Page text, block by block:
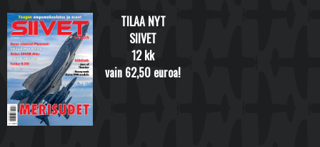
TILAA NYT
SIIVET
12 kk
vain 62,50 euroa!